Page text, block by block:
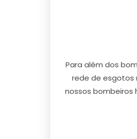
Para além dos
rede de esgotos
nossos bombeiros